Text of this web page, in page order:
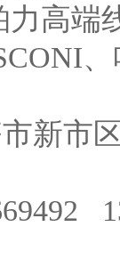
高端
新市